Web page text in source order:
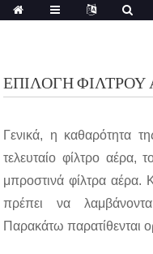
ΕΠΙΛΟΓΉ ΦΊΛΤΡΟΥ
Γενικά, η καθαρότητα
τελευταίο φίλτρο αέρα,
μπροστινά φίλτρα αέρα.
πρέπει να
Παρακάτω παρατίθενται